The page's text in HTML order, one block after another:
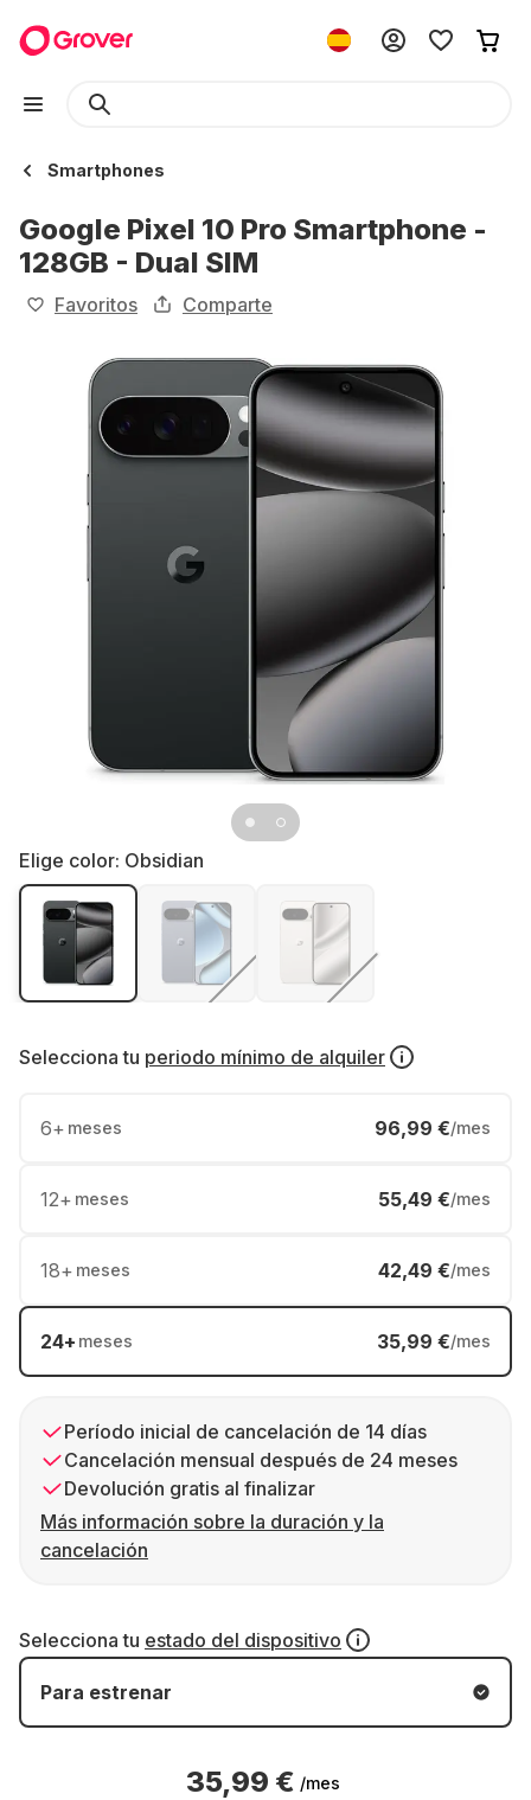
Smartphones
Google Pixel 10 Pro Smartphone -
128GB - Dual SIM
Favoritos Comparte
Elige color: Obsidian
Selecciona tu periodo mínimo de alquiler
6+ meses 96,99 €/mes
12+ meses 55,49 €/mes
18+ meses 42,49 €/mes
24+ meses 35,99 €/mes
Período inicial de cancelación de 14 días
Cancelación mensual después de 24 meses
Devolución gratis al finalizar
Más información sobre la duración y la
cancelación
Selecciona tu estado del dispositivo
Para estrenar
35,99 € /mes